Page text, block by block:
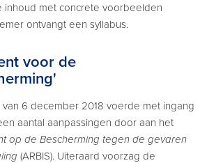
inhoud met concrete voorbeelden
ontvangt een syllabus.
voor de
van 6 december 2018 voerde met ingang
aantal aanpassingen door aan het
op de Bescherming tegen de gevaren
(ARBIS). Uiteraard voorzag de